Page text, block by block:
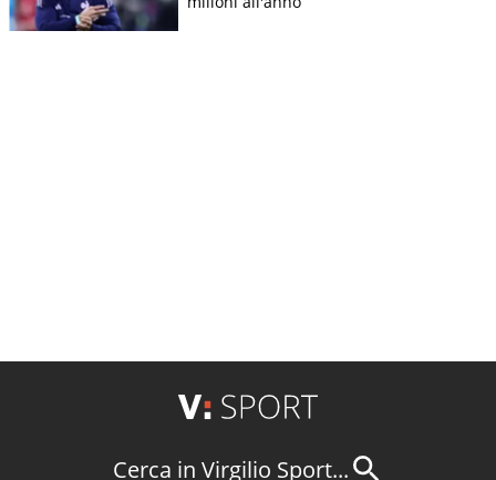
Cerca in Virgilio Sport...